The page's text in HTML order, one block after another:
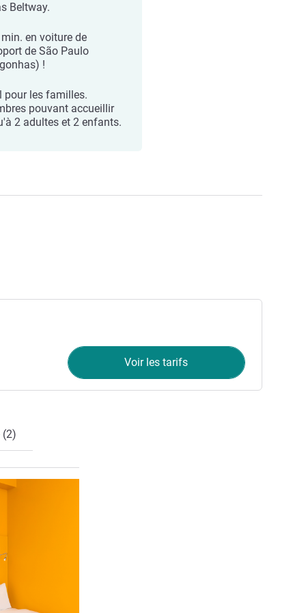
Beltway.
en voiture de
de São Paulo
!
pour les familles.
pouvant accueillir
2 adultes et 2 enfants.
Voir les tarifs
(2)